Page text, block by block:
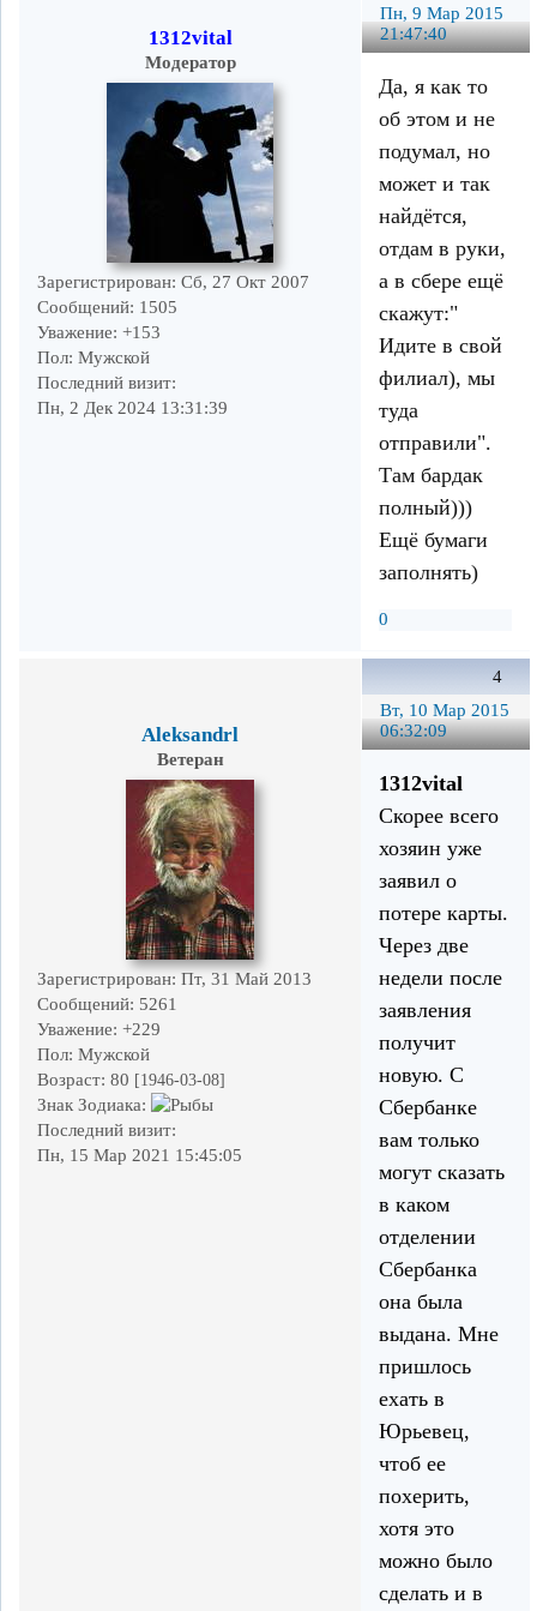
Пн, 9 Мар 2015
21:47:40
1312vital
Модератор
Зарегистрирован: Сб, 27 Окт 2007
Сообщений: 1505
Уважение: +153
Пол: Мужской
Последний визит:
Пн, 2 Дек 2024 13:31:39
Да, я как то
об этом и не
подумал, но
может и так
найдётся,
отдам в руки,
а в сбере ещё
скажут:"
Идите в свой
филиал), мы
туда
отправили".
Там бардак
полный)))
Ещё бумаги
заполнять)
0
4
Вт, 10 Мар 2015
06:32:09
Aleksandrl
Ветеран
Зарегистрирован: Пт, 31 Май 2013
Сообщений: 5261
Уважение: +229
Пол: Мужской
Возраст: 80 [1946-03-08]
Знак Зодиака:
Последний визит:
Пн, 15 Мар 2021 15:45:05
1312vital
Скорее всего
хозяин уже
заявил о
потере карты.
Через две
недели после
заявления
получит
новую. С
Сбербанке
вам только
могут сказать
в каком
отделении
Сбербанка
она была
выдана. Мне
пришлось
ехать в
Юрьевец,
чтоб ее
похерить,
хотя это
можно было
сделать и в